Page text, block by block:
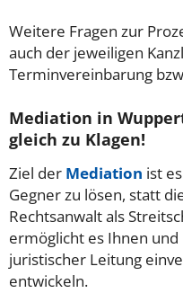
Weitere Fragen zur
auch der jeweiligen
Terminvereinbarung
Mediation in
gleich zu Klagen!
Ziel der Mediation ist
Gegner zu lösen, statt
Rechtsanwalt als
ermöglicht es Ihnen
juristischer Leitung
entwickeln.